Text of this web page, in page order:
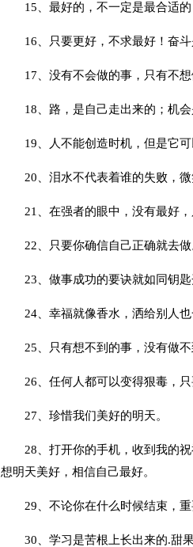
15、最好的，不一定是最合适的
16、只要更好，不求最好！奋斗
17、没有不会做的事，只有不想
18、路，是自己走出来的；机会
19、人不能创造时机，但是它可
20、泪水不代表着谁的失败，微
21、在强者的眼中，没有最好，
22、只要你确信自己正确就去做
23、做事成功的要诀就如同钥匙
24、幸福就像香水，洒给别人也
25、只有想不到的事，没有做不
26、任何人都可以变得狠毒，只
27、珍惜我们美好的明天。
28、打开你的手机，收到我的祝
想明天美好，相信自己最好。
29、不论你在什么时候结束，重
30、学习是苦根上长出来的.甜果